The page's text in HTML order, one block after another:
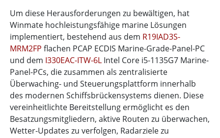
Um diese Herausforderungen zu bewältigen, hat
Winmate hochleistungsfähige marine Lösungen
implementiert, bestehend aus dem R19IAD3S-
MRM2FP flachen PCAP ECDIS Marine-Grade-Panel-PC
und dem I330EAC-ITW-6L Intel Core i5-1135G7 Marine-
Panel-PCs, die zusammen als zentralisierte
Überwaching- und Steuerungsplattform innerhalb
des modernen Schiffsbrückensystems dienen. Diese
vereinheitlichte Bereitstellung ermöglicht es den
Besatzungsmitgliedern, aktive Routen zu überwachen,
Wetter-Updates zu verfolgen, Radarziele zu